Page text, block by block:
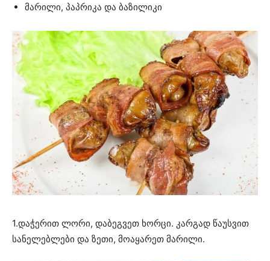
მარილი, პაპრიკა და ბაზილიკი
1.დაჭერით ლორი, დაბეგვეთ ხორცი. კარგად წაუსვით
სანელებლები და ზეთი, მოაყარეთ მარილი.